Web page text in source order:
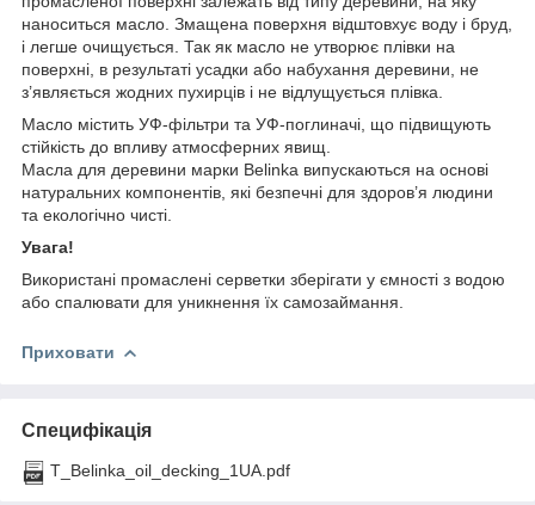
наноситься масло. Змащена поверхня відштовхує воду і бруд,
і легше очищується. Так як масло не утворює плівки на
поверхні, в результаті усадки або набухання деревини, не
з’являється жодних пухирців і не відлущується плівка.
Масло містить УФ-фільтри та УФ-поглиначі, що підвищують
стійкість до впливу атмосферних явищ.
Масла для деревини марки Belinka випускаються на основі
натуральних компонентів, які безпечні для здоров’я людини
та екологічно чисті.
Увага!
Використані промаслені серветки зберігати у ємності з водою
або спалювати для уникнення їх самозаймання.
Приховати
Специфікація
T_Belinka_oil_decking_1UA.pdf